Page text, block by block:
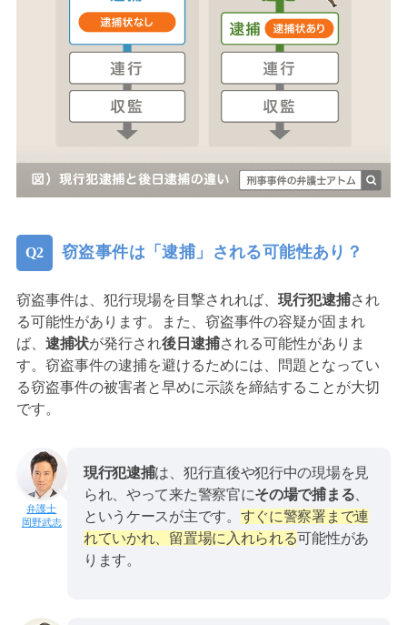
窃盗事件は「逮捕」される可能性あり？
窃盗事件は、犯行現場を目撃されれば、 現行犯逮捕され
る可能性があります。また、窃盗事件の容疑が固まれ
ば、 逮捕状が発行され後日逮捕される可能性がありま
す。窃盗事件の逮捕を避けるためには、問題となってい
る窃盗事件の被害者と早めに示談を締結することが大切
です。
岡野武志
現行犯逮捕は、犯行直後や犯行中の現場を見
られ、やって来た警察官にその場で捕まる
というケースが主です。 すぐに警察署まで連
れていかれ、留置場に入れられる可能性があ
ります。